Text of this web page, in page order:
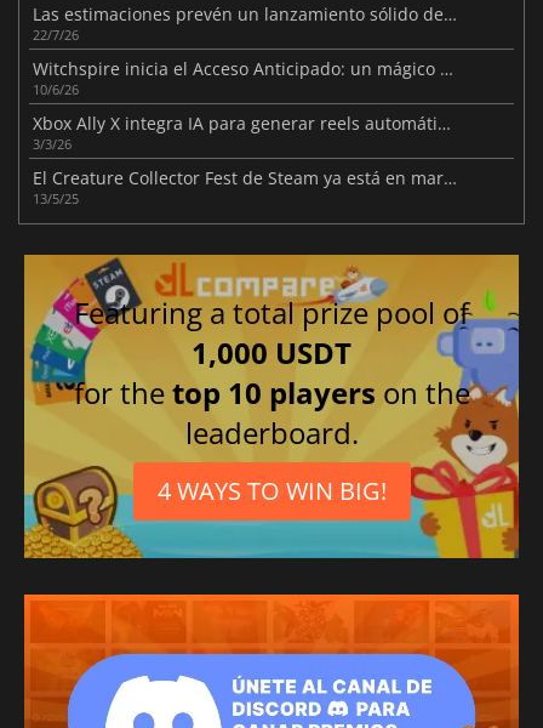
Las estimaciones prevén un lanzamiento sólido de la Steam Machine
22/7/26
Witchspire inicia el Acceso Anticipado: un mágico viaje de supervivencia
10/6/26
Xbox Ally X integra IA para generar reels automáticos
3/3/26
El Creature Collector Fest de Steam ya está en marcha
13/5/25
Featuring a total prize pool of
1,000 USDT
for thetop 10 players on the
leaderboard.
4 WAYS TO WIN BIG!